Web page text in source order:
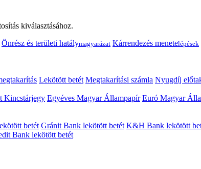
kiválasztásához.
Önrész és területi hatálymagyarázat Kárrendezés menetelépések
Lekötött betét Megtakarítási számla Nyugdíj
Kincstárjegy Egyéves Magyar Állampapír Euró Magyar
betét Gránit Bank lekötött betét K&H Bank lekötött
Bank lekötött betét